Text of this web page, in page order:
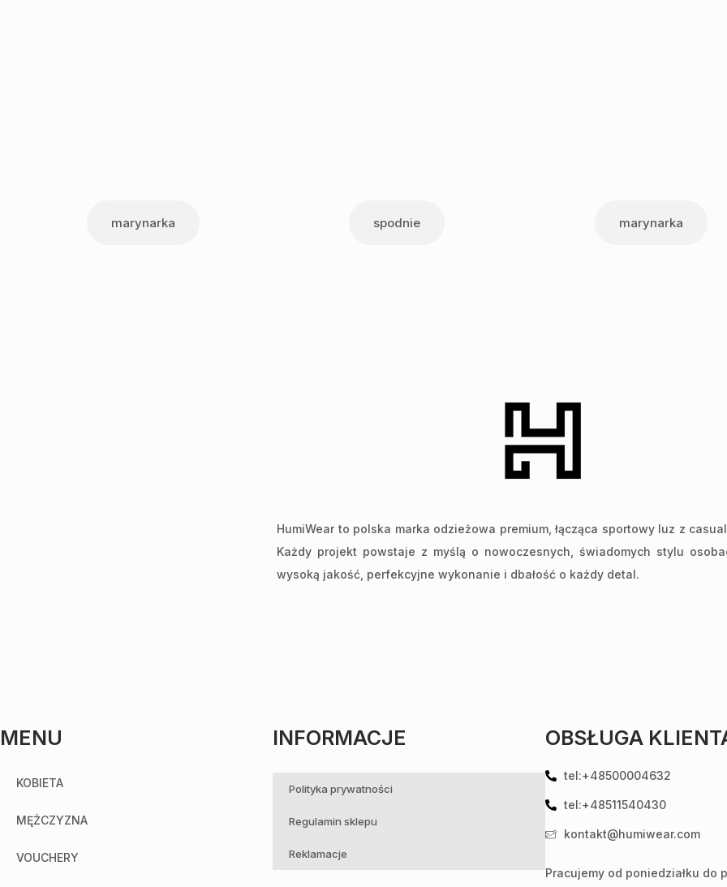
marynarka spodnie marynarka
HumiWear to polska marka odzieżowa premium, łącząca sportowy luz z
Każdy projekt powstaje z myślą o nowoczesnych, świadomych stylu
wysoką jakość, perfekcyjne wykonanie i dbałość o każdy detal.
MENU
KOBIETA
MĘŻCZYZNA
VOUCHERY
INFORMACJE
Polityka prywatności
Regulamin sklepu
Reklamacje
OBSŁUGA
tel:+48500004632
tel:+48511540430
kontakt@humiwear.com
Pracujemy od poniedziałku do